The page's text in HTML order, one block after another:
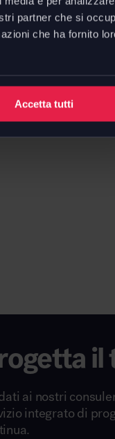
partner che si
che ha fornito
Accetta tutti
To-Kyo 540
ai nostri
integrato di